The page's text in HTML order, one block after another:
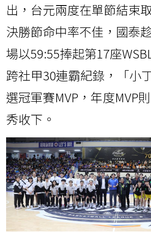
出，台元兩度在單節結束
決勝節命中率不佳，國泰
場以59:55捧起第17座
跨社甲30連霸紀錄，「小
選冠軍賽MVP，年度MVP
秀收下。